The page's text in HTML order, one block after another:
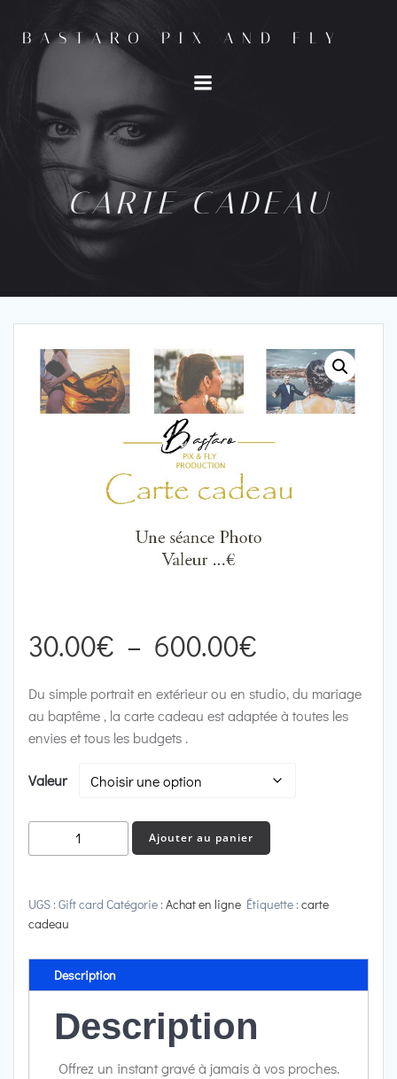
BASTARO PIX AND FLY
CARTE CADEAU
30.00€ – 600.00€
Du simple portrait en extérieur ou en studio, du mariage
au baptême , la carte cadeau est adaptée à toutes les
envies et tous les budgets .
Valeur
Ajouter au panier
UGS : Gift card Catégorie : Achat en ligne Étiquette : carte
cadeau
Description
Description
Offrez un instant gravé à jamais à vos proches.